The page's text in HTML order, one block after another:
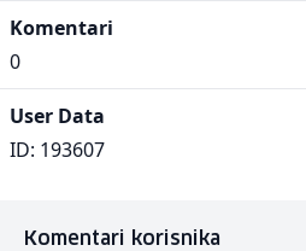
Komentari
0
User Data
ID: 193607
Komentari korisnika